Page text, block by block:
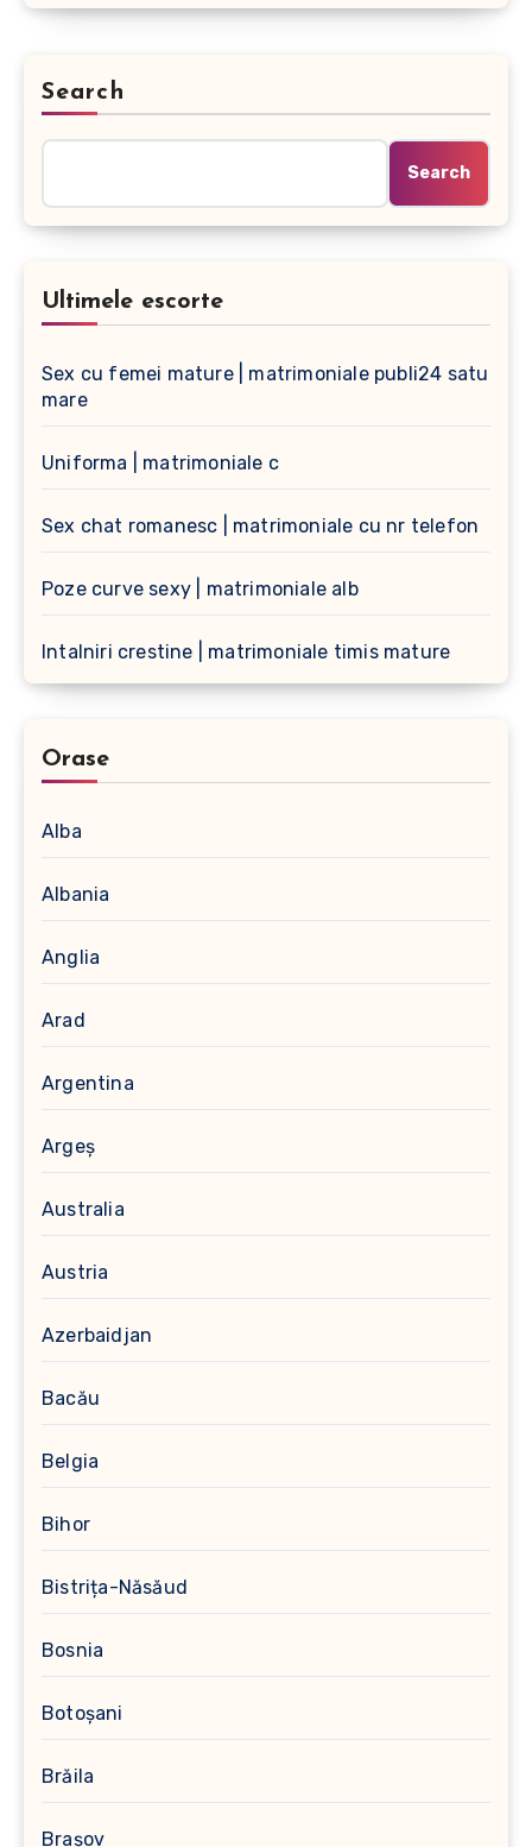
Search
Search
Ultimele escorte
Sex cu femei mature | matrimoniale publi24 satu
mare
Uniforma | matrimoniale c
Sex chat romanesc | matrimoniale cu nr telefon
Poze curve sexy | matrimoniale alb
Intalniri crestine | matrimoniale timis mature
Orase
Alba
Albania
Anglia
Arad
Argentina
Argeș
Australia
Austria
Azerbaidjan
Bacău
Belgia
Bihor
Bistrița-Năsăud
Bosnia
Botoșani
Brăila
Brașov